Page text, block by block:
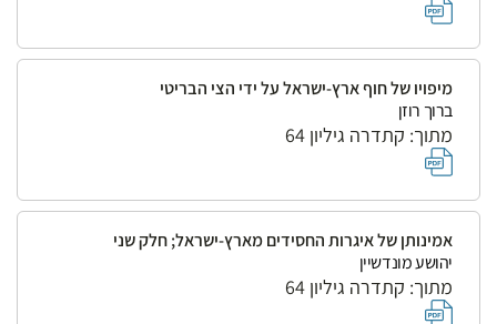
מיפויו של חוף ארץ-ישראל על ידי הצי הבריטי
ברוך רוזן
מתוך: קתדרה גיליון 64
אמינותן של איגרות החסידים מארץ-ישראל; חלק שני
יהושע מונדשיין
מתוך: קתדרה גיליון 64